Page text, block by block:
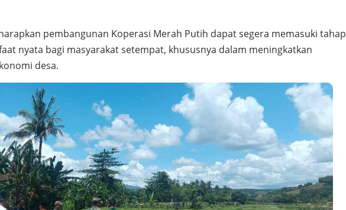
pembangunan Koperasi Merah Putih dapat segera memasuki tahap
nyata bagi masyarakat setempat, khususnya dalam meningkatkan
desa.